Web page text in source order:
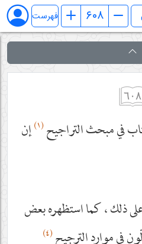
فهرست
٦٠٨
في مبحث التراجيح(١) إن
ذلك ، كما استظهره بعض
(٤)